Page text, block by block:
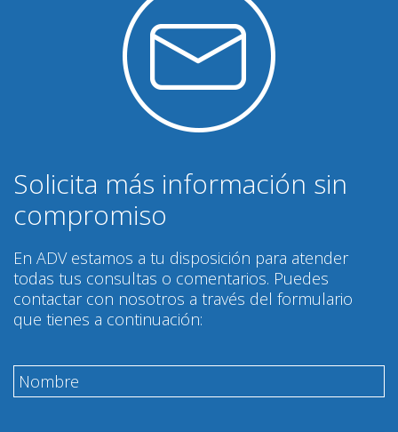
Solicita más información sin
compromiso
En ADV estamos a tu disposición para atender
todas tus consultas o comentarios. Puedes
contactar con nosotros a través del formulario
que tienes a continuación: